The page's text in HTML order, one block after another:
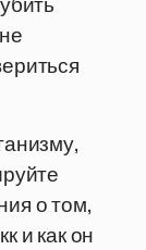
о том,
и как он